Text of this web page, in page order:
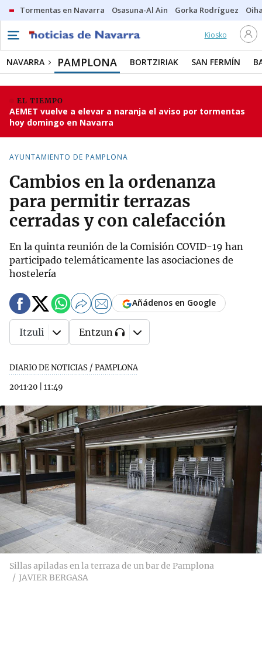
Tormentas en Navarra Osasuna-Al Ain Gorka Rodríguez
Kiosko
NAVARRA PAMPLONA BORTZIRIAK SAN FERMÍN
EL TIEMPO
AEMET vuelve a elevar a naranja el aviso por tormentas
hoy domingo en Navarra
AYUNTAMIENTO DE PAMPLONA
Cambios en la ordenanza
para permitir terrazas
cerradas y con calefacción
En la quinta reunión de la Comisión COVID-19 han
participado telemáticamente las asociaciones de
hostelería
DIARIO DE NOTICIAS / PAMPLONA
20·11·20
11:49
Añádenos en Google
Itzuli Entzun
Sillas apiladas en la terraza de un bar de Pamplona
JAVIER BERGASA